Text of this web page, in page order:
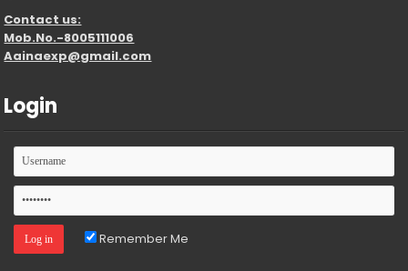
Contact us:
Mob.No.-8005111006
Aainaexp@gmail.com
Login
Remember Me